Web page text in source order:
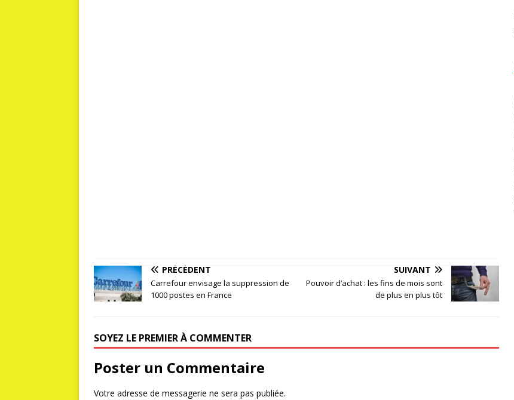
PRÉCÉDENT
Carrefour envisage la suppression de
1000 postes en France
SUIVANT
Pouvoir d’achat : les fins de mois sont
de plus en plus tôt
SOYEZ LE PREMIER À COMMENTER
Poster un Commentaire
Votre adresse de messagerie ne sera pas publiée.